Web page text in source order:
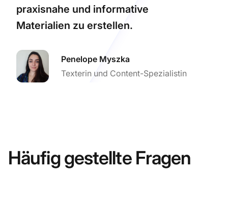
praxisnahe und informative
Materialien zu erstellen.
Penelope Myszka
Texterin und Content-Spezialistin
Häufig gestellte Fragen